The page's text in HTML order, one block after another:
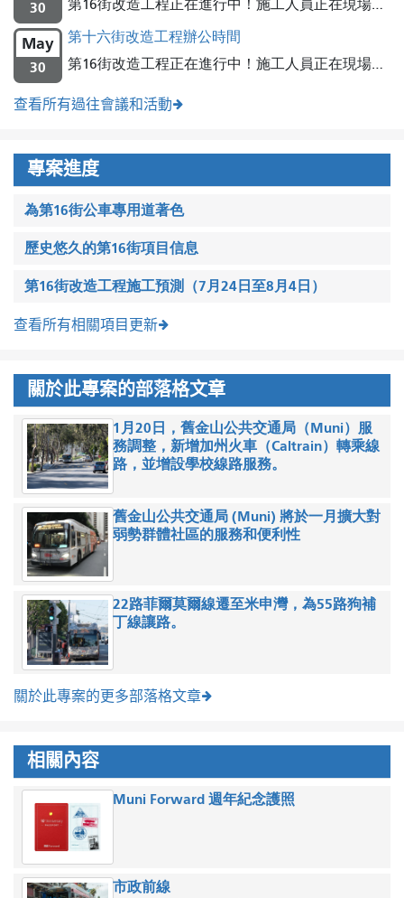
30 第16街改造工程正在進行中！施工人員正在現場…
May
30
第十六街改造工程辦公時間
第16街改造工程正在進行中！施工人員正在現場…
查看所有過往會議和活動
專案進度
為第16街公車專用道著色
歷史悠久的第16街項目信息
第16街改造工程施工預測（7月24日至8月4日）
查看所有相關項目更新
關於此專案的部落格文章
1月20日，舊金山公共交通局（Muni）服
務調整，新增加州火車（Caltrain）轉乘線
路，並增設學校線路服務。
舊金山公共交通局 (Muni) 將於一月擴大對
弱勢群體社區的服務和便利性
22路菲爾莫爾線遷至米申灣，為55路狗補
丁線讓路。
關於此專案的更多部落格文章
相關內容
Muni Forward 週年紀念護照
市政前線